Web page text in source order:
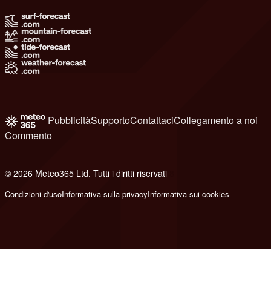
PubblicitàSupportoContattaciCollegamento a noi
Commento
© 2026 Meteo365 Ltd. Tutti i diritti riservati
Condizioni d'usoInformativa sulla privacyInformativa sui cookies